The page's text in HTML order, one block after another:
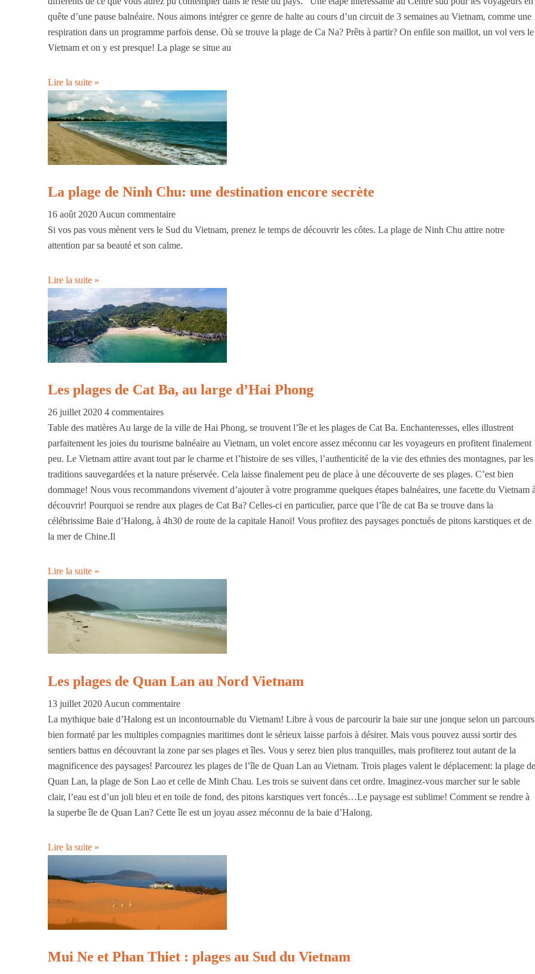
quête d’une pause balnéaire. Nous aimons intégrer ce genre de halte au cours d’un circuit de 3 semaines au Vietnam, comme une
respiration dans un programme parfois dense. Où se trouve la plage de Ca Na? Prêts à partir? On enfile son maillot, un vol vers le
Vietnam et on y est presque! La plage se situe au
Lire la suite »
La plage de Ninh Chu: une destination encore secrète
16 août 2020 Aucun commentaire
Si vos pas vous mènent vers le Sud du Vietnam, prenez le temps de découvrir les côtes. La plage de Ninh Chu attire notre
attention par sa beauté et son calme.
Lire la suite »
Les plages de Cat Ba, au large d’Hai Phong
26 juillet 2020 4 commentaires
Table des matières Au large de la ville de Hai Phong, se trouvent l’île et les plages de Cat Ba. Enchanteresses, elles illustrent
parfaitement les joies du tourisme balnéaire au Vietnam, un volet encore assez méconnu car les voyageurs en profitent finalement
peu. Le Vietnam attire avant tout par le charme et l’histoire de ses villes, l’authenticité de la vie des ethnies des montagnes, par les
traditions sauvegardées et la nature préservée. Cela laisse finalement peu de place à une découverte de ses plages. C’est bien
dommage! Nous vous recommandons vivement d’ajouter à votre programme quelques étapes balnéaires, une facette du Vietnam à
découvrir! Pourquoi se rendre aux plages de Cat Ba? Celles-ci en particulier, parce que l’île de cat Ba se trouve dans la
célébrissime Baie d’Halong, à 4h30 de route de la capitale Hanoï! Vous profitez des paysages ponctués de pitons karstiques et de
la mer de Chine.Il
Lire la suite »
Les plages de Quan Lan au Nord Vietnam
13 juillet 2020 Aucun commentaire
La mythique baie d’Halong est un incontournable du Vietnam! Libre à vous de parcourir la baie sur une jonque selon un parcours
bien formaté par les multiples compagnies maritimes dont le sérieux laisse parfois à désirer. Mais vous pouvez aussi sortir des
sentiers battus en découvrant la zone par ses plages et îles. Vous y serez bien plus tranquilles, mais profiterez tout autant de la
magnificence des paysages! Parcourez les plages de l’île de Quan Lan au Vietnam. Trois plages valent le déplacement: la plage de
Quan Lan, la plage de Son Lao et celle de Minh Chau. Les trois se suivent dans cet ordre. Imaginez-vous marcher sur le sable
clair, l’eau est d’un joli bleu et en toile de fond, des pitons karstiques vert foncés…Le paysage est sublime! Comment se rendre à
la superbe île de Quan Lan? Cette île est un joyau assez méconnu de la baie d’Halong.
Lire la suite »
Mui Ne et Phan Thiet : plages au Sud du Vietnam